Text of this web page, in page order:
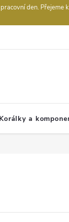
den. Přejeme
Korálky a